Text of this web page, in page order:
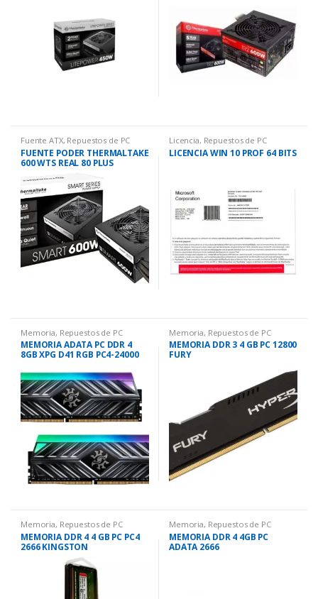
Fuente ATX, Repuestos de PC
FUENTE PODER THERMALTAKE
600 WTS REAL 80 PLUS
Licencia, Repuestos de PC
LICENCIA WIN 10 PROF 64 BITS
Memoria, Repuestos de PC
MEMORIA ADATA PC DDR 4
8GB XPG D41 RGB PC4-24000
Memoria, Repuestos de PC
MEMORIA DDR 3 4 GB PC 12800
FURY
Memoria, Repuestos de PC
MEMORIA DDR 4 4 GB PC PC4
2666 KINGSTON
Memoria, Repuestos de PC
MEMORIA DDR 4 4GB PC
ADATA 2666